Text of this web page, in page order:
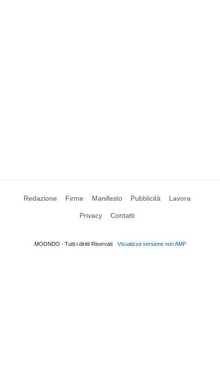
Redazione Firme Manifesto Pubblicità Lavora
Privacy Contatti
MOONDO - Tutti i diritti Riservati Visualizza versione non AMP